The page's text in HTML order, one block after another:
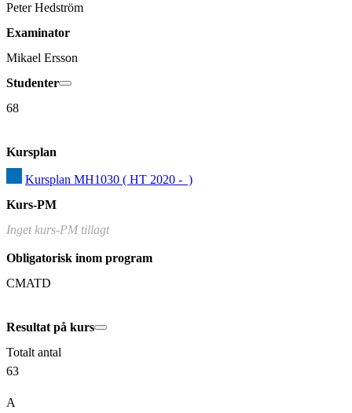
Peter Hedström
Examinator
Mikael Ersson
Studenter
68
Kursplan
Kursplan MH1030 ( HT 2020 -  )
Kurs-PM
Inget kurs-PM tillagt
Obligatorisk inom program
CMATD
Resultat på kurs
Totalt antal
63
A